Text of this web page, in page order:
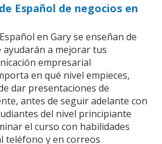
Español de negocios en
en Gary se enseñan de
a mejorar tus
empresarial
en qué nivel empieces,
dar presentaciones de
antes de seguir adelante con
del nivel principiante
el curso con habilidades
teléfono y en correos